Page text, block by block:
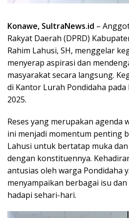
Konawe, SultraNews.id –
Rakyat Daerah (DPRD)
Rahim Lahusi, SH, menggelar
menyerap aspirasi dan
masyarakat secara langsung.
di Kantor Lurah Pondidaha pada
2025.
Reses yang merupakan agenda
ini menjadi momentum penting
Lahusi untuk bertatap muka
dengan konstituennya.
antusias oleh warga Pondidaha
menyampaikan berbagai isu
hadapi sehari-hari.